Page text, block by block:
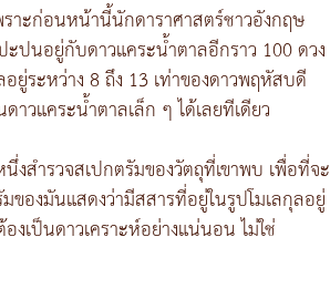
าะก่อนหน้านี้นักดาราศาสตร์ชาวอังกฤษ
ปนอยู่กับดาวแคระน้ำตาลอีกราว 100 ดวง
ยู่ระหว่าง 8 ถึง 13 เท่าของดาวพฤหัสบดี
วแคระน้ำตาลเล็ก ๆ ได้เลยทีเดียว
งสำรวจสเปกตรัมของวัตถุที่เขาพบ เพื่อที่จะ
ของมันแสดงว่ามีสสารที่อยู่ในรูปโมเลกุลอยู่
เป็นดาวเคราะห์อย่างแน่นอน ไม่ใช่